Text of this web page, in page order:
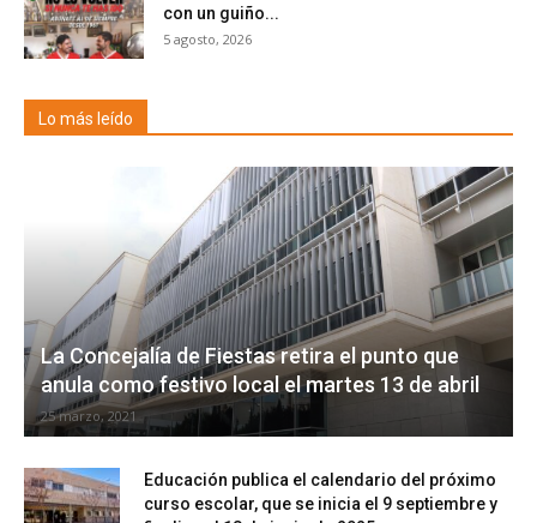
con un guiño...
5 agosto, 2026
Lo más leído
La Concejalía de Fiestas retira el punto que
anula como festivo local el martes 13 de abril
25 marzo, 2021
Educación publica el calendario del próximo
curso escolar, que se inicia el 9 septiembre y